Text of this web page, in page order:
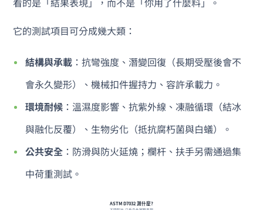
它的測試項目可分成幾大類：
結構與承載 ：抗彎強度、潛變回復（長期受壓後會不
會永久變形）、機械扣件握持力、容許承載力。
環境耐候 ：溫濕度影響、抗紫外線、凍融循環（結冰
與融化反覆）、生物劣化（抵抗腐朽菌與白蟻）。
公共安全 ：防滑與防火延燒；欄杆、扶手另需通過集
中荷重測試。